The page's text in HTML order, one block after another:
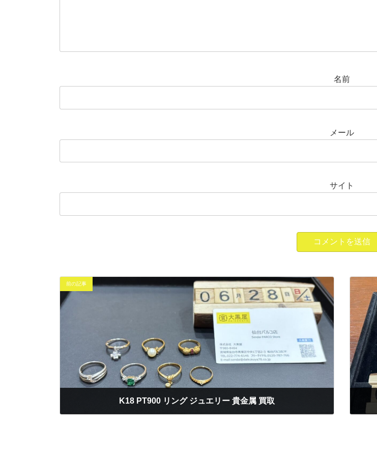
名前
メール
サイト
前の記事
K18 PT900 リング ジュエリー 貴金属 買取